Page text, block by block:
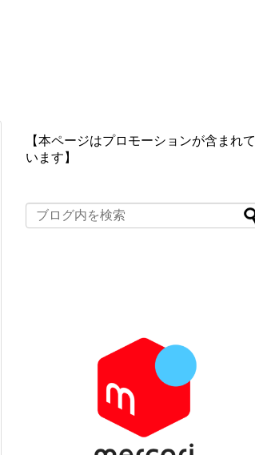
【本ページはプロモーションが含まれて
います】